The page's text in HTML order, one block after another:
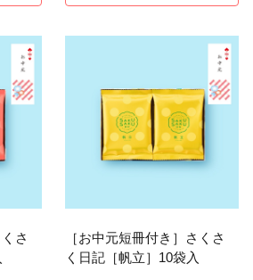
さ
［お中元短冊付き］さくさ
く日記［帆立］10袋入